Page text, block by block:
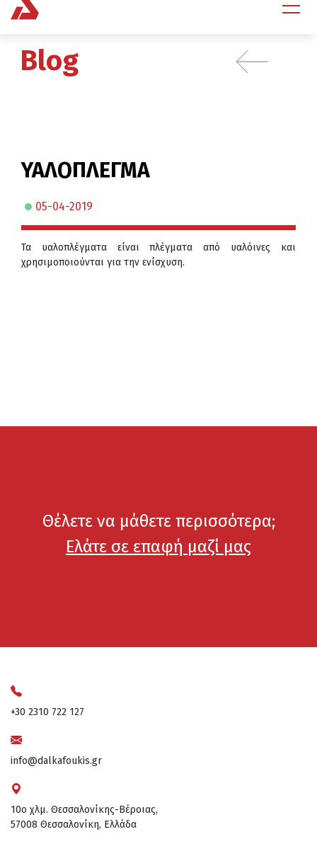
Blog
ΥΑΛΟΠΛΕΓΜΑ
05-04-2019
Τα υαλοπλέγματα είναι πλέγματα από υαλόινες και
χρησιμοποιούνται για την ενίσχυση.
Θέλετε να μάθετε περισσότερα;
Ελάτε σε επαφή μαζί μας
+30 2310 722 127
info@dalkafoukis.gr
10ο χλμ. Θεσσαλονίκης-Βέροιας,
57008 Θεσσαλονίκη, Ελλάδα